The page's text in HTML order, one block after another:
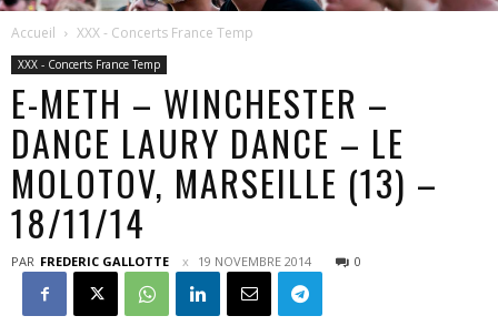
Accueil XXX - Concerts France Temp
XXX - Concerts France Temp
E-METH – WINCHESTER –
DANCE LAURY DANCE – LE
MOLOTOV, MARSEILLE (13) –
18/11/14
PAR FREDERIC GALLOTTE 19 NOVEMBRE 2014 0